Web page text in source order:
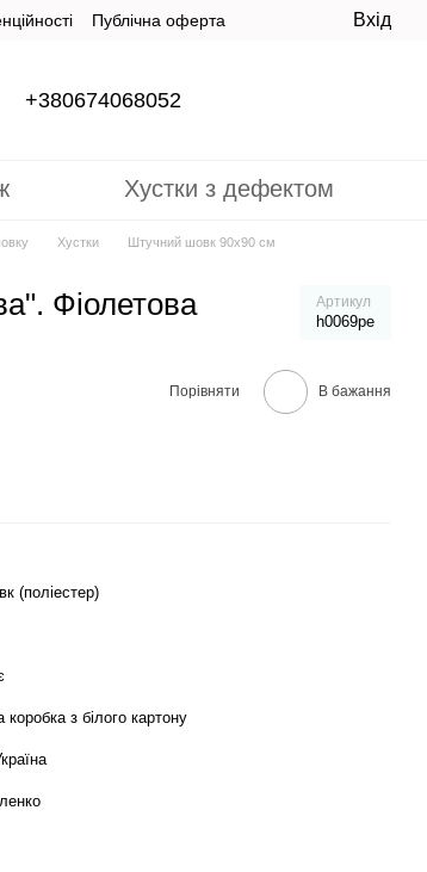
Публічна оферта Вхід
+380674068052
Хустки з дефектом
Хустки
Штучний шовк 90х90 см
Фіолетова Артикул
h0069pe
Порівняти В бажання
(поліестер)
коробка з білого картону